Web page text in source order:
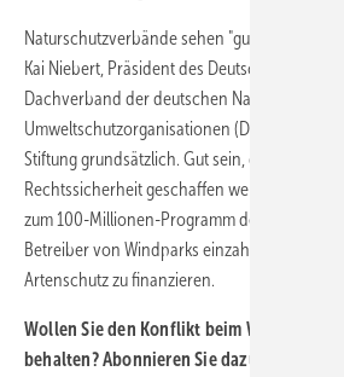
Naturschutzverbände sehen "guten Weg"
Kai Niebert, Präsident des Deutschen
Dachverband der deutschen Natur-, Tier- und
Umweltschutzorganisationen (DNR),
Stiftung grundsätzlich. Gut sein, dass so
Rechtssicherheit geschaffen werden
zum 100-Millionen-Programm den Aufbau
Betreiber von Windparks einzahlten, um
Artenschutz zu finanzieren.
Wollen Sie den Konflikt beim
behalten? Abonnieren Sie dazu einfach